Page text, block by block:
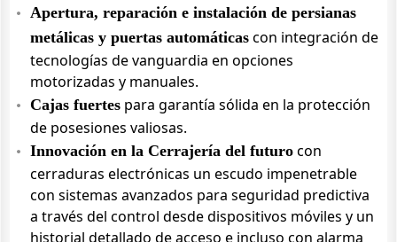
Apertura, reparación e instalación de persianas
metálicas y puertas automáticas con integración de
tecnologías de vanguardia en opciones
motorizadas y manuales.
Cajas fuertes para garantía sólida en la protección
de posesiones valiosas.
Innovación en la Cerrajería del futuro con
cerraduras electrónicas un escudo impenetrable
con sistemas avanzados para seguridad predictiva
a través del control desde dispositivos móviles y un
historial detallado de acceso e incluso con alarma